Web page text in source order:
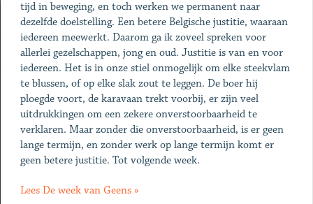
tijd in beweging, en toch werken we permanent naar
dezelfde doelstelling. Een betere Belgische justitie, waaraan
iedereen meewerkt. Daarom ga ik zoveel spreken voor
allerlei gezelschappen, jong en oud. Justitie is van en voor
iedereen. Het is in onze stiel onmogelijk om elke steekvlam
te blussen, of op elke slak zout te leggen. De boer hij
ploegde voort, de karavaan trekt voorbij, er zijn veel
uitdrukkingen om een zekere onverstoorbaarheid te
verklaren. Maar zonder die onverstoorbaarheid, is er geen
lange termijn, en zonder werk op lange termijn komt er
geen betere justitie. Tot volgende week.
Lees De week van Geens »